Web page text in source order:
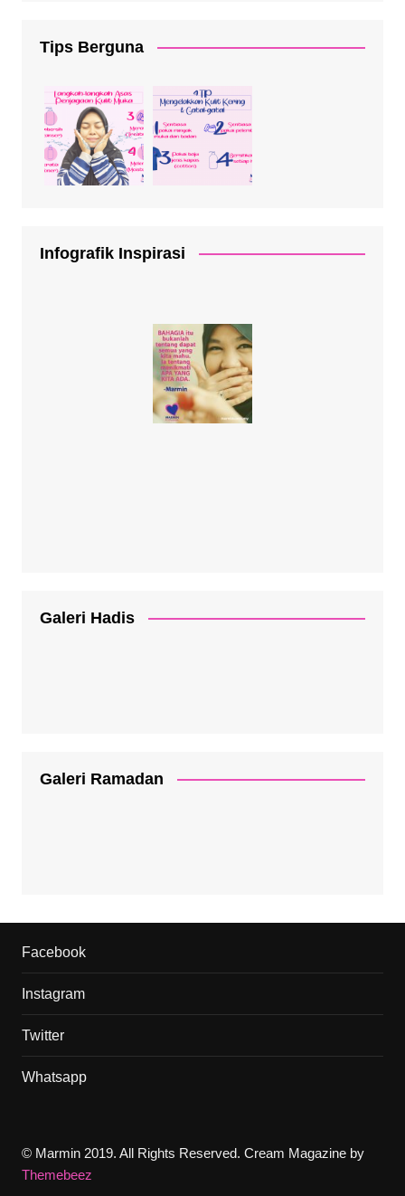
Tips Berguna
Infografik Inspirasi
Galeri Hadis
Galeri Ramadan
Facebook
Instagram
Twitter
Whatsapp
© Marmin 2019. All Rights Reserved. Cream Magazine by
Themebeez